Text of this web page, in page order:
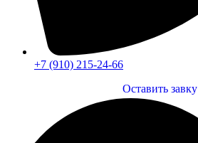
+7 (910) 215-24-66
Оставить завку